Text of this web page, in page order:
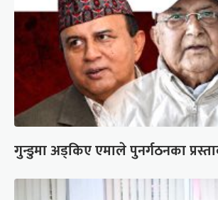
गुन्डुमा अड्किए एमाले पुनर्गठनका